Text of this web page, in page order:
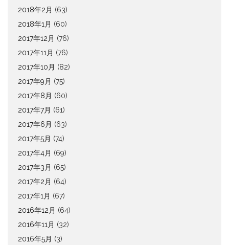
2018年2月 (63)
2018年1月 (60)
2017年12月 (76)
2017年11月 (76)
2017年10月 (82)
2017年9月 (75)
2017年8月 (60)
2017年7月 (61)
2017年6月 (63)
2017年5月 (74)
2017年4月 (69)
2017年3月 (65)
2017年2月 (64)
2017年1月 (67)
2016年12月 (64)
2016年11月 (32)
2016年5月 (3)